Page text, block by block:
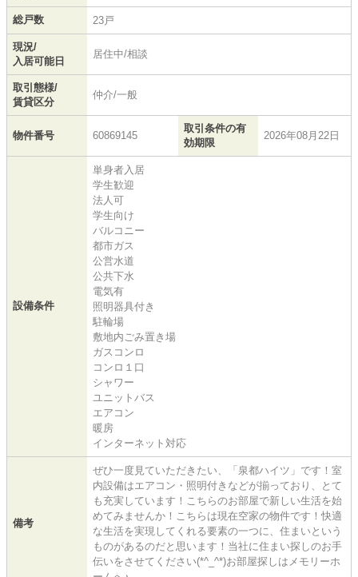
総戸数 23戸
現況/
入居可能日
居住中/相談
取引態様/
賃貸区分
仲介/一般
物件番号 60869145
取引条件の有
効期限
2026年08月22日
設備条件
単身者入居
学生歓迎
法人可
学生向け
バルコニー
都市ガス
公営水道
公共下水
電気有
照明器具付き
駐輪場
敷地内ごみ置き場
ガスコンロ
コンロ１口
シャワー
ユニットバス
エアコン
暖房
インターネット対応
備考
ぜひ一度見ていただきたい、「泉都ハイツ」です！室
内設備はエアコン・照明付きなどが揃っており、とて
も充実しています！こちらのお部屋で新しい生活を始
めてみませんか！こちらは現在空家の物件です！快適
な生活を実現してくれる要素の一つに、住まいという
ものがあるのだと思います！当社に住まい探しのお手
伝いをさせてください(*^_^*)お部屋探しはメモリーホ